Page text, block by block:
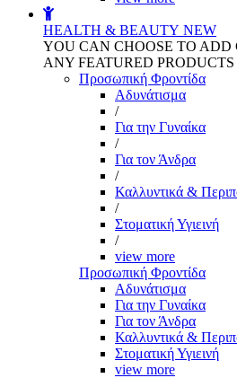
HEALTH & BEAUTY NEW
YOU CAN CHOOSE TO ADD
ANY FEATURED PRODUCTS
Προσωπική Φροντίδα
Αδυνάτισμα
/
Για την Γυναίκα
/
Για τον Άνδρα
/
Καλλυντικά &
/
Στοματική Υγιεινή
/
view more
Προσωπική Φροντίδα
Αδυνάτισμα
Για την Γυναίκα
Για τον Άνδρα
Καλλυντικά &
Στοματική Υγιεινή
view more